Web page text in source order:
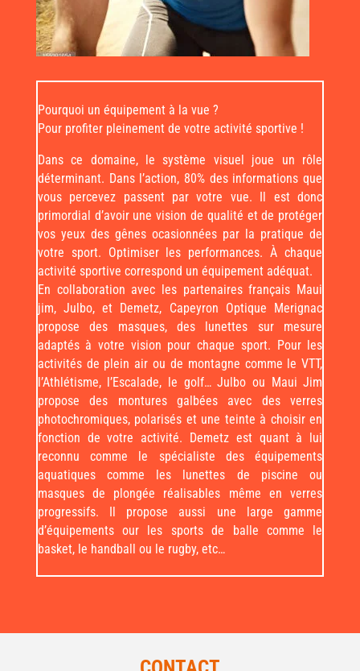
Pourquoi un équipement à la vue ?
Dans ce domaine, le système visuel joue un rôle
déterminant. Dans l’action, 80% des informations que
vous percevez passent par votre vue. Il est donc
primordial d’avoir une vision de qualité et de protéger
vos yeux des gênes ocasionnées par la pratique de
votre sport. Optimiser les performances. À chaque
activité sportive correspond un équipement adéquat.
En collaboration avec les partenaires français Maui
jim, Julbo, et Demetz, Capeyron Optique Merignac
propose des masques, des lunettes sur mesure
adaptés à votre vision pour chaque sport. Pour les
activités de plein air ou de montagne comme le VTT,
l’Athlétisme, l’Escalade, le golf… Julbo ou Maui Jim
propose des montures galbées avec des verres
photochromiques, polarisés et une teinte à choisir en
fonction de votre activité. Demetz est quant à lui
reconnu comme le spécialiste des équipements
aquatiques comme les lunettes de piscine ou
masques de plongée réalisables même en verres
progressifs. Il propose aussi une large gamme
d’équipements our les sports de balle comme le